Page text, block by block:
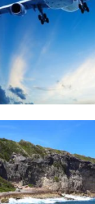
au 31/5/26, notre
des vacances
à la destination et
:
Framissima
l'hôtel (voir les
31/5/27 puis à
et un suivi
et animations